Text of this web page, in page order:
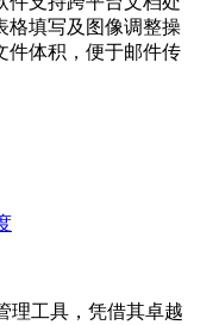
格填写及图像调整操
件体积，便于邮件传
理工具，凭借其卓越